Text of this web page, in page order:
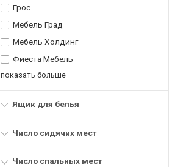
Грос
Мебель Град
Мебель Холдинг
Фиеста Мебель
показать больше
Ящик для белья
Число сидячих мест
Число спальных мест